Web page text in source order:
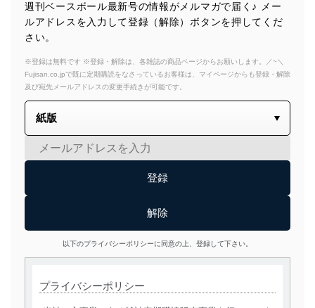
週刊ベースボール最新号の情報がメルマガで届く♪ メー
ルアドレスを入力して登録（解除）ボタンを押してくだ
さい。
※登録は無料です ※登録・解除は、各雑誌の商品ページからお願いします。／~＼
Fujisan.co.jpで既に定期購読をなさっているお客様は、マイページからも登録・解除
及び宛先メールアドレスの変更手続きが可能です。
以下のプライバシーポリシーに同意の上、登録して下さい。
プライバシーポリシー